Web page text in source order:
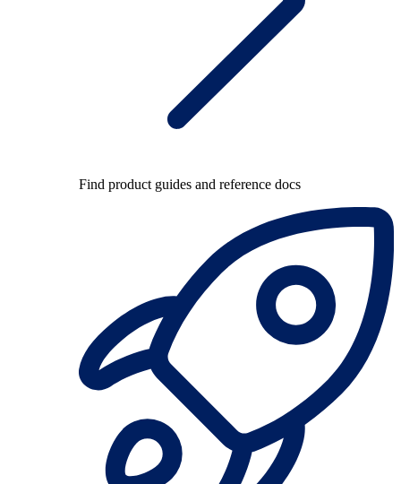
Find product guides and reference docs